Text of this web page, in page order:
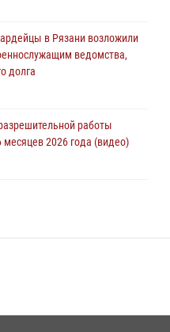
годав Рязани возложили
ведомства,
долга
работы
месяцев 2026 года (видео)
деятельности
года